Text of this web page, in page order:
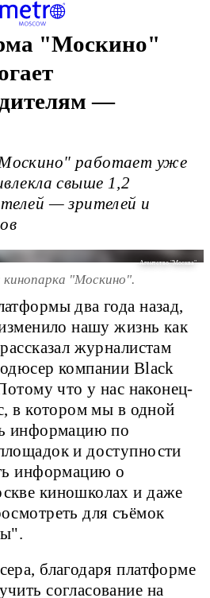
"Москино"
—
работает уже
свыше 1,2
— зрителей и
Агентство "Москва"
"Москино".
два года назад,
нашу жизнь как
журналистам
компании Black
что у нас наконец-
в котором мы в одной
информацию по
и доступности
информацию о
киношколах и даже
для съёмок
благодаря платформе
согласование на